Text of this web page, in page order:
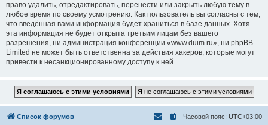
право удалить, отредактировать, перенести или закрыть любую тему в
любое время по своему усмотрению. Как пользователь вы согласны с тем,
что введённая вами информация будет храниться в базе данных. Хотя
эта информация не будет открыта третьим лицам без вашего
разрешения, ни администрация конференции «www.duim.ru», ни phpBB
Limited не может быть ответственна за действия хакеров, которые могут
привести к несанкционированному доступу к ней.
Список форумов Часовой пояс: UTC+03:00